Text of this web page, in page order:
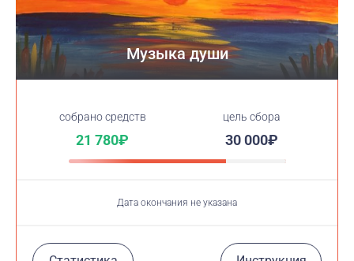
Музыка души
cобрано средств
21 780₽
цель сбора
30 000₽
Дата окончания не указана